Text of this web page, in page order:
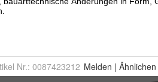
Nr.: 0087423212 Melden | Ähnlichen